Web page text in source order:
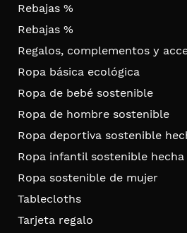
Rebajas %
Rebajas %
Regalos, complementos y
Ropa básica ecológica
Ropa de bebé sostenible
Ropa de hombre sostenible
Ropa deportiva sostenible
Ropa infantil sostenible hecha
Ropa sostenible de mujer
Tablecloths
Tarjeta regalo